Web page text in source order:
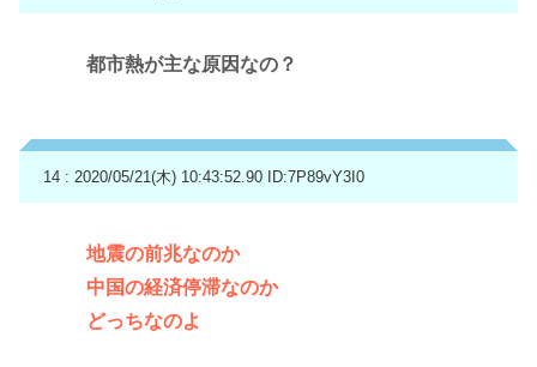
都市熱が主な原因なの？
14 : 2020/05/21(木) 10:43:52.90 ID:7P89vY3I0
地震の前兆なのか
中国の経済停滞なのか
どっちなのよ